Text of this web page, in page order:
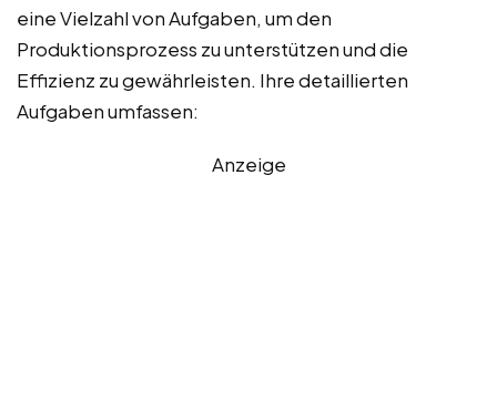
eine Vielzahl von Aufgaben, um den
Produktionsprozess zu unterstützen und die
Effizienz zu gewährleisten. Ihre detaillierten
Aufgaben umfassen:
Anzeige